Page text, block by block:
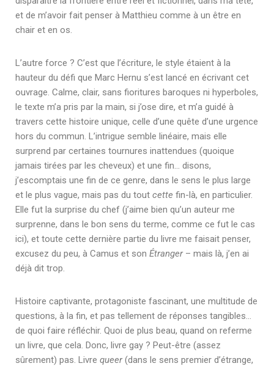
et de m’avoir fait penser à Matthieu comme à un être en
chair et en os.
L’autre force ? C’est que l’écriture, le style étaient à la
hauteur du défi que Marc Hernu s’est lancé en écrivant cet
ouvrage. Calme, clair, sans fioritures baroques ni hyperboles,
le texte m’a pris par la main, si j’ose dire, et m’a guidé à
travers cette histoire unique, celle d’une quête d’une urgence
hors du commun. L’intrigue semble linéaire, mais elle
surprend par certaines tournures inattendues (quoique
jamais tirées par les cheveux) et une fin… disons,
j’escomptais une fin de ce genre, dans le sens le plus large
et le plus vague, mais pas du tout cette fin-là, en particulier.
Elle fut la surprise du chef (j’aime bien qu’un auteur me
surprenne, dans le bon sens du terme, comme ce fut le cas
ici), et toute cette dernière partie du livre me faisait penser,
excusez du peu, à Camus et son Étranger– mais là, j’en ai
déjà dit trop.
Histoire captivante, protagoniste fascinant, une multitude de
questions, à la fin, et pas tellement de réponses tangibles…
de quoi faire réfléchir. Quoi de plus beau, quand on referme
un livre, que cela. Donc, livre gay ? Peut-être (assez
sûrement) pas. Livre queer(dans le sens premier d’étrange,